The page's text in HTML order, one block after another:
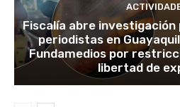
Fiscalía abre investigación
periodistas en
Fundamedios por
libertad de